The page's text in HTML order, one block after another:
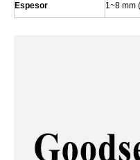
Espesor 1~8 mm